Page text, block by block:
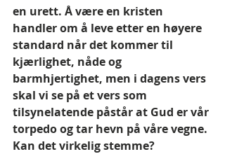
en urett. Å være en kristen
handler om å leve etter en høyere
standard når det kommer til
kjærlighet, nåde og
barmhjertighet, men i dagens vers
skal vi se på et vers som
tilsynelatende påstår at Gud er vår
torpedo og tar hevn på våre vegne.
Kan det virkelig stemme?